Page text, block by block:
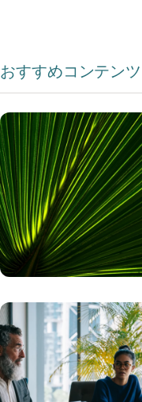
おすすめコンテンツ